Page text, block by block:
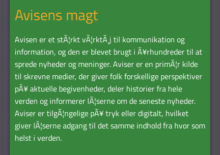
Avisens magt
Avisen er et stÃ¦rkt vÃ¦rktÃ¸j til kommunikation og
information, og den er blevet brugt i Ã¥rhundreder til at
sprede nyheder og meninger. Aviser er en primÃ¦r kilde
til skrevne medier, der giver folk forskellige perspektiver
pÃ¥ aktuelle begivenheder, deler historier fra hele
verden og informerer lÃ¦serne om de seneste nyheder.
Aviser er tilgÃ¦ngelige pÃ¥ tryk eller digitalt, hvilket
giver lÃ¦serne adgang til det samme indhold fra hvor som
helst i verden.